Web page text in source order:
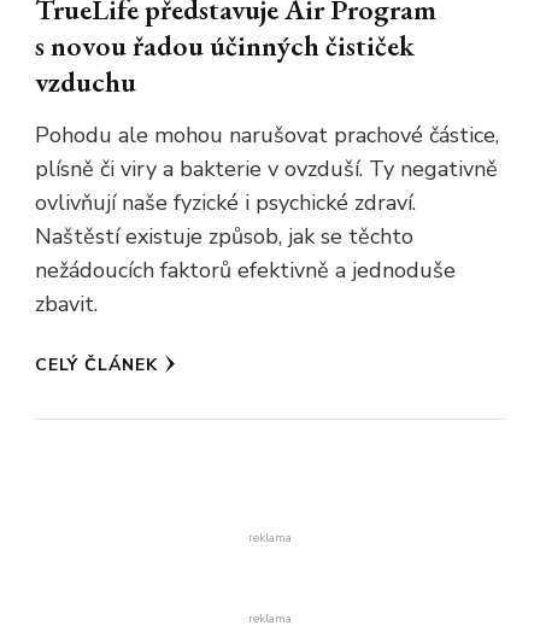
TrueLife představuje Air Program
s novou řadou účinných čističek
vzduchu
Pohodu ale mohou narušovat prachové částice,
plísně či viry a bakterie v ovzduší. Ty negativně
ovlivňují naše fyzické i psychické zdraví.
Naštěstí existuje způsob, jak se těchto
nežádoucích faktorů efektivně a jednoduše
zbavit.
CELÝ ČLÁNEK
reklama
reklama